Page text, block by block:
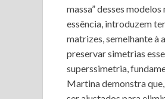
massa” desses
essência, introduzem
matrizes, semelhante à
preservar simetrias
superssimetria,
Martina demonstra